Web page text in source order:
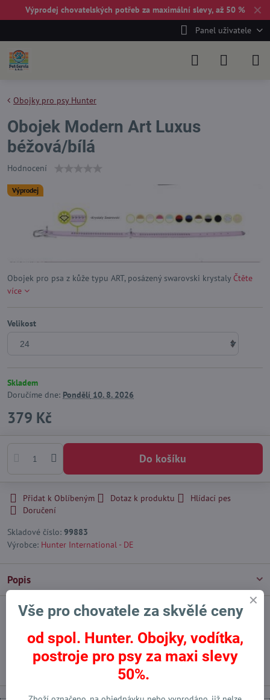
✕
Výprodej chovatelských potřeb za maximální slevy, až 50 %
Panel uživatele
Výprodej
Obojky pro psy Hunter
Obojek Modern Art Luxus
béžová/bílá
Hodnocení
Obojek pro psa z kůže typu ART, posázený swarovski krystaly Čtěte
více
Velikost
Skladem
Doručíme dne: Pondělí 10. 8. 2026
379 Kč
Do košíku
Přidat k Oblíbeným Dotaz k produktu
Hlídací pes
Doručení
Skladové číslo: 99883
Výrobce: Hunter International - DE
Popis
Facebook WhatsApp
mail
Předchozí produkt Následující produkt
Vše pro chovatele za skvělé ceny
od spol. Hunter. Obojky, vodítka,
postroje pro psy za maxi slevy
50%.